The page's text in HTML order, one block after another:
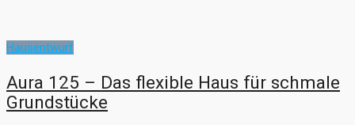
Hausentwurf
Aura 125 – Das flexible Haus für schmale
Grundstücke